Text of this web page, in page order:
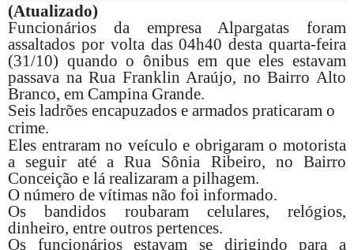
(Atualizado)
Funcionários da empresa Alpargatas foram
assaltados por volta das 04h40 desta quarta-feira
(31/10) quando o ônibus em que eles estavam
passava na Rua Franklin Araújo, no Bairro Alto
Branco, em Campina Grande.
Seis ladrões encapuzados e armados praticaram o
crime.
Eles entraram no veículo e obrigaram o motorista
a seguir até a Rua Sônia Ribeiro, no Bairro
Conceição e lá realizaram a pilhagem.
O número de vítimas não foi informado.
Os bandidos roubaram celulares, relógios,
dinheiro, entre outros pertences.
Os funcionários estavam se dirigindo para a